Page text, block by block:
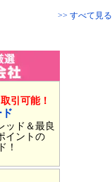
>> すべて見る
引可能！
ッド＆最良
イントの
！